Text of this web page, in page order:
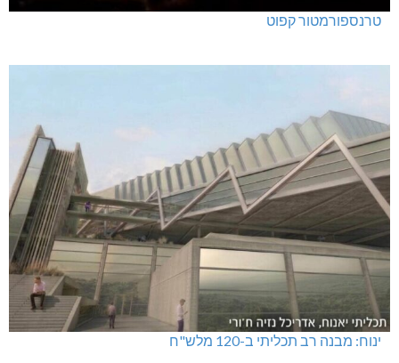
טרנספורמטור קפוט
ינוח: מבנה רב תכליתי ב-120 מלש"ח